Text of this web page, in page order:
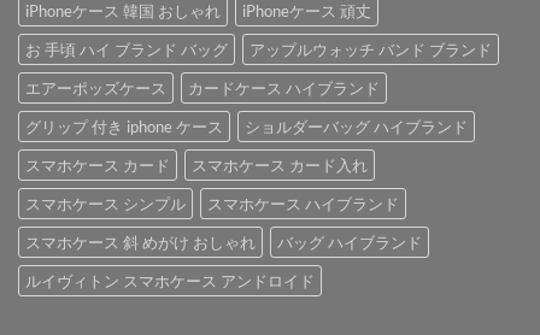
iPhoneケース 韓国 おしゃれ
iPhoneケース 頑丈
お 手頃 ハイ ブランド バッグ
アップルウォッチ バンド ブランド
エアーポッズケース
カードケース ハイブランド
グリップ 付き iphone ケース
ショルダーバッグ ハイブランド
スマホケース カード
スマホケース カード入れ
スマホケース シンプル
スマホケース ハイブランド
スマホケース 斜 めがけ おしゃれ
バッグ ハイブランド
ルイヴィトン スマホケース アンドロイド